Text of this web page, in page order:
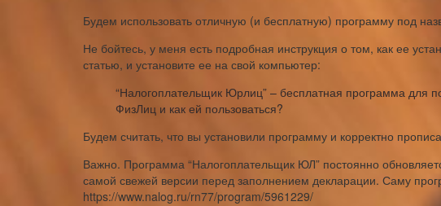
Будем использовать отличную (и бесплатную) программу под
Не бойтесь, у меня есть подробная инструкция о том, как ее
статью, и установите ее на свой компьютер:
“Налогоплательщик Юрлиц” – бесплатная программа для
ФизЛиц и как ей пользоваться?
Будем считать, что вы установили программу и корректно
Важно. Программа “Налогоплательщик ЮЛ” постоянно
самой свежей версии перед заполнением декларации. Саму
https://www.nalog.ru/rn77/program/5961229/